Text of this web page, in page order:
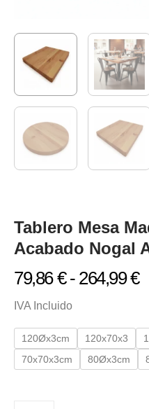
Tablero Mesa
Acabado Nogal
79,86€ - 264,99€
IVA Incluido
120Øx3cm 120x70x3
70x70x3cm
80Øx3cm